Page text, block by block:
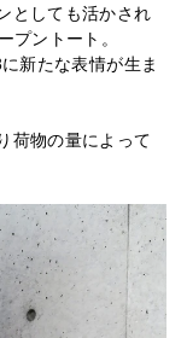
としても活かされ
プントート。
新たな表情が生ま
荷物の量によって